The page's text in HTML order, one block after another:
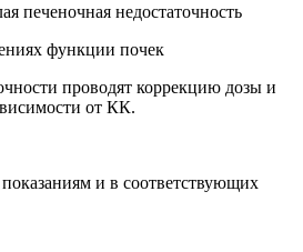
печеночная недостаточность
функции почек
проводят коррекцию дозы и
от КК.
и в соответствующих